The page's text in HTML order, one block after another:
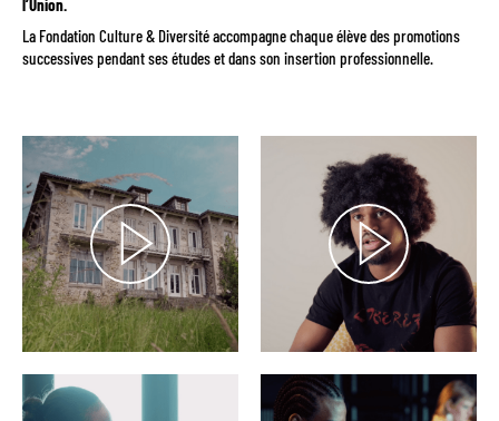
l’Union.
La Fondation Culture & Diversité accompagne chaque élève des promotions
successives pendant ses études et dans son insertion professionnelle.